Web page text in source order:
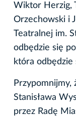
Wiktor Herzig,
Orzechowski i
Teatralnej im.
odbędzie się
która
Przypomnijmy,
Stanisława
przez Radę